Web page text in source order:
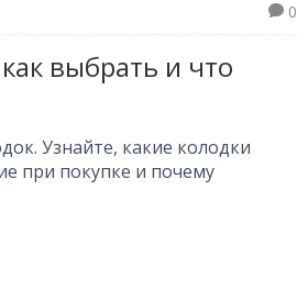
0
выбрать и что
Узнайте, какие колодки
при покупке и почему